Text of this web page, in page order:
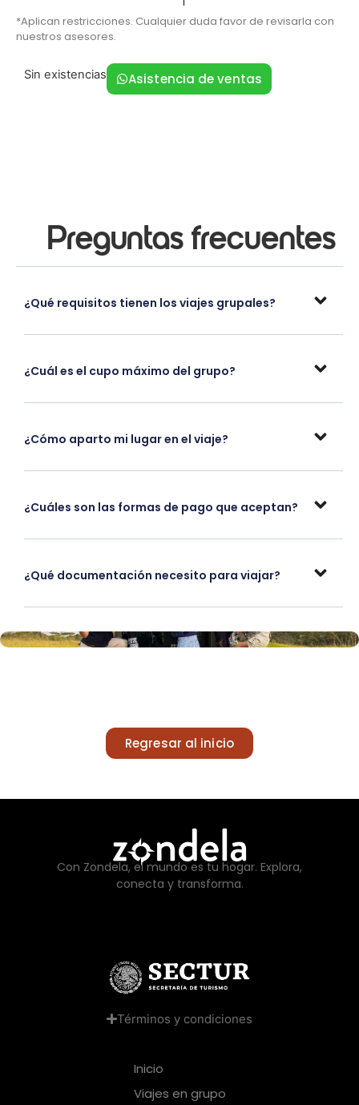
*Aplican restricciones. Cualquier duda favor de revisarla con
nuestros asesores.
Sin existencias Asistencia de ventas
Preguntas frecuentes
¿Qué requisitos tienen los viajes grupales?
¿Cuál es el cupo máximo del grupo?
¿Cómo aparto mi lugar en el viaje?
¿Cuáles son las formas de pago que aceptan?
¿Qué documentación necesito para viajar?
Regresar al inicio
Con Zondela, el mundo es tu hogar. Explora,
conecta y transforma.
Términos y condiciones
Inicio
Viajes en grupo